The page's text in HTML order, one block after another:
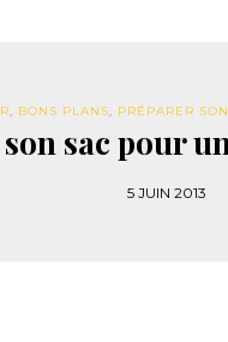
, BONS PLANS, PRÉPARER
sac pour
5 JUIN 2013